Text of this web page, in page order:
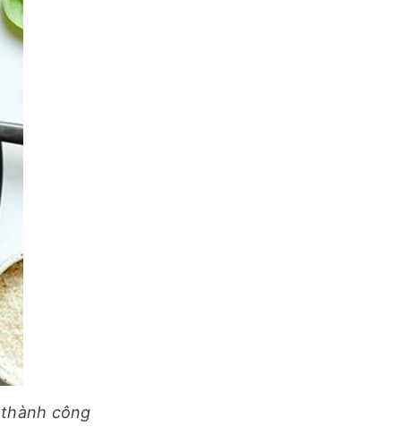
công